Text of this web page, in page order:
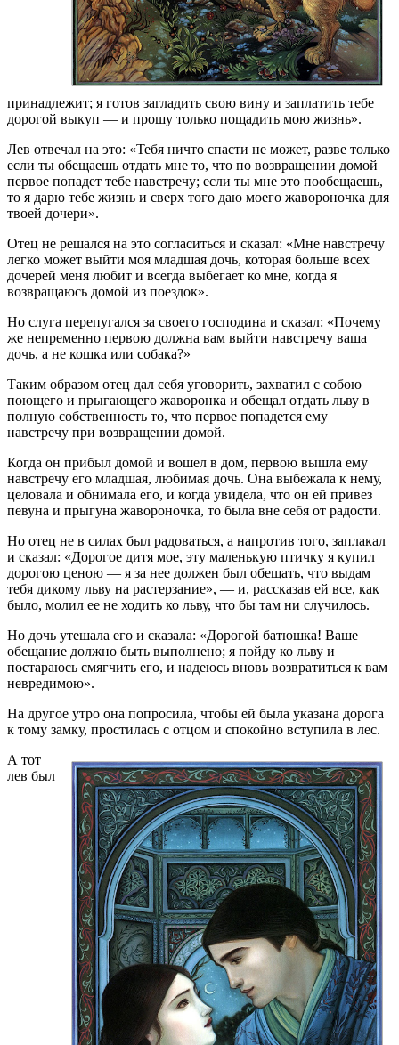
принадлежит; я готов загладить свою вину и заплатить тебе
дорогой выкуп — и прошу только пощадить мою жизнь».
Лев отвечал на это: «Тебя ничто спасти не может, разве только
если ты обещаешь отдать мне то, что по возвращении домой
первое попадет тебе навстречу; если ты мне это пообещаешь,
то я дарю тебе жизнь и сверх того даю моего жавороночка для
твоей дочери».
Отец не решался на это согласиться и сказал: «Мне навстречу
легко может выйти моя младшая дочь, которая больше всех
дочерей меня любит и всегда выбегает ко мне, когда я
возвращаюсь домой из поездок».
Но слуга перепугался за своего господина и сказал: «Почему
же непременно первою должна вам выйти навстречу ваша
дочь, а не кошка или собака?»
Таким образом отец дал себя уговорить, захватил с собою
поющего и прыгающего жаворонка и обещал отдать льву в
полную собственность то, что первое попадется ему
навстречу при возвращении домой.
Когда он прибыл домой и вошел в дом, первою вышла ему
навстречу его младшая, любимая дочь. Она выбежала к нему,
целовала и обнимала его, и когда увидела, что он ей привез
певуна и прыгуна жавороночка, то была вне себя от радости.
Но отец не в силах был радоваться, а напротив того, заплакал
и сказал: «Дорогое дитя мое, эту маленькую птичку я купил
дорогою ценою — я за нее должен был обещать, что выдам
тебя дикому льву на растерзание», — и, рассказав ей все, как
было, молил ее не ходить ко льву, что бы там ни случилось.
Но дочь утешала его и сказала: «Дорогой батюшка! Ваше
обещание должно быть выполнено; я пойду ко льву и
постараюсь смягчить его, и надеюсь вновь возвратиться к вам
невредимою».
На другое утро она попросила, чтобы ей была указана дорога
к тому замку, простилась с отцом и спокойно вступила в лес.
А тот
лев был